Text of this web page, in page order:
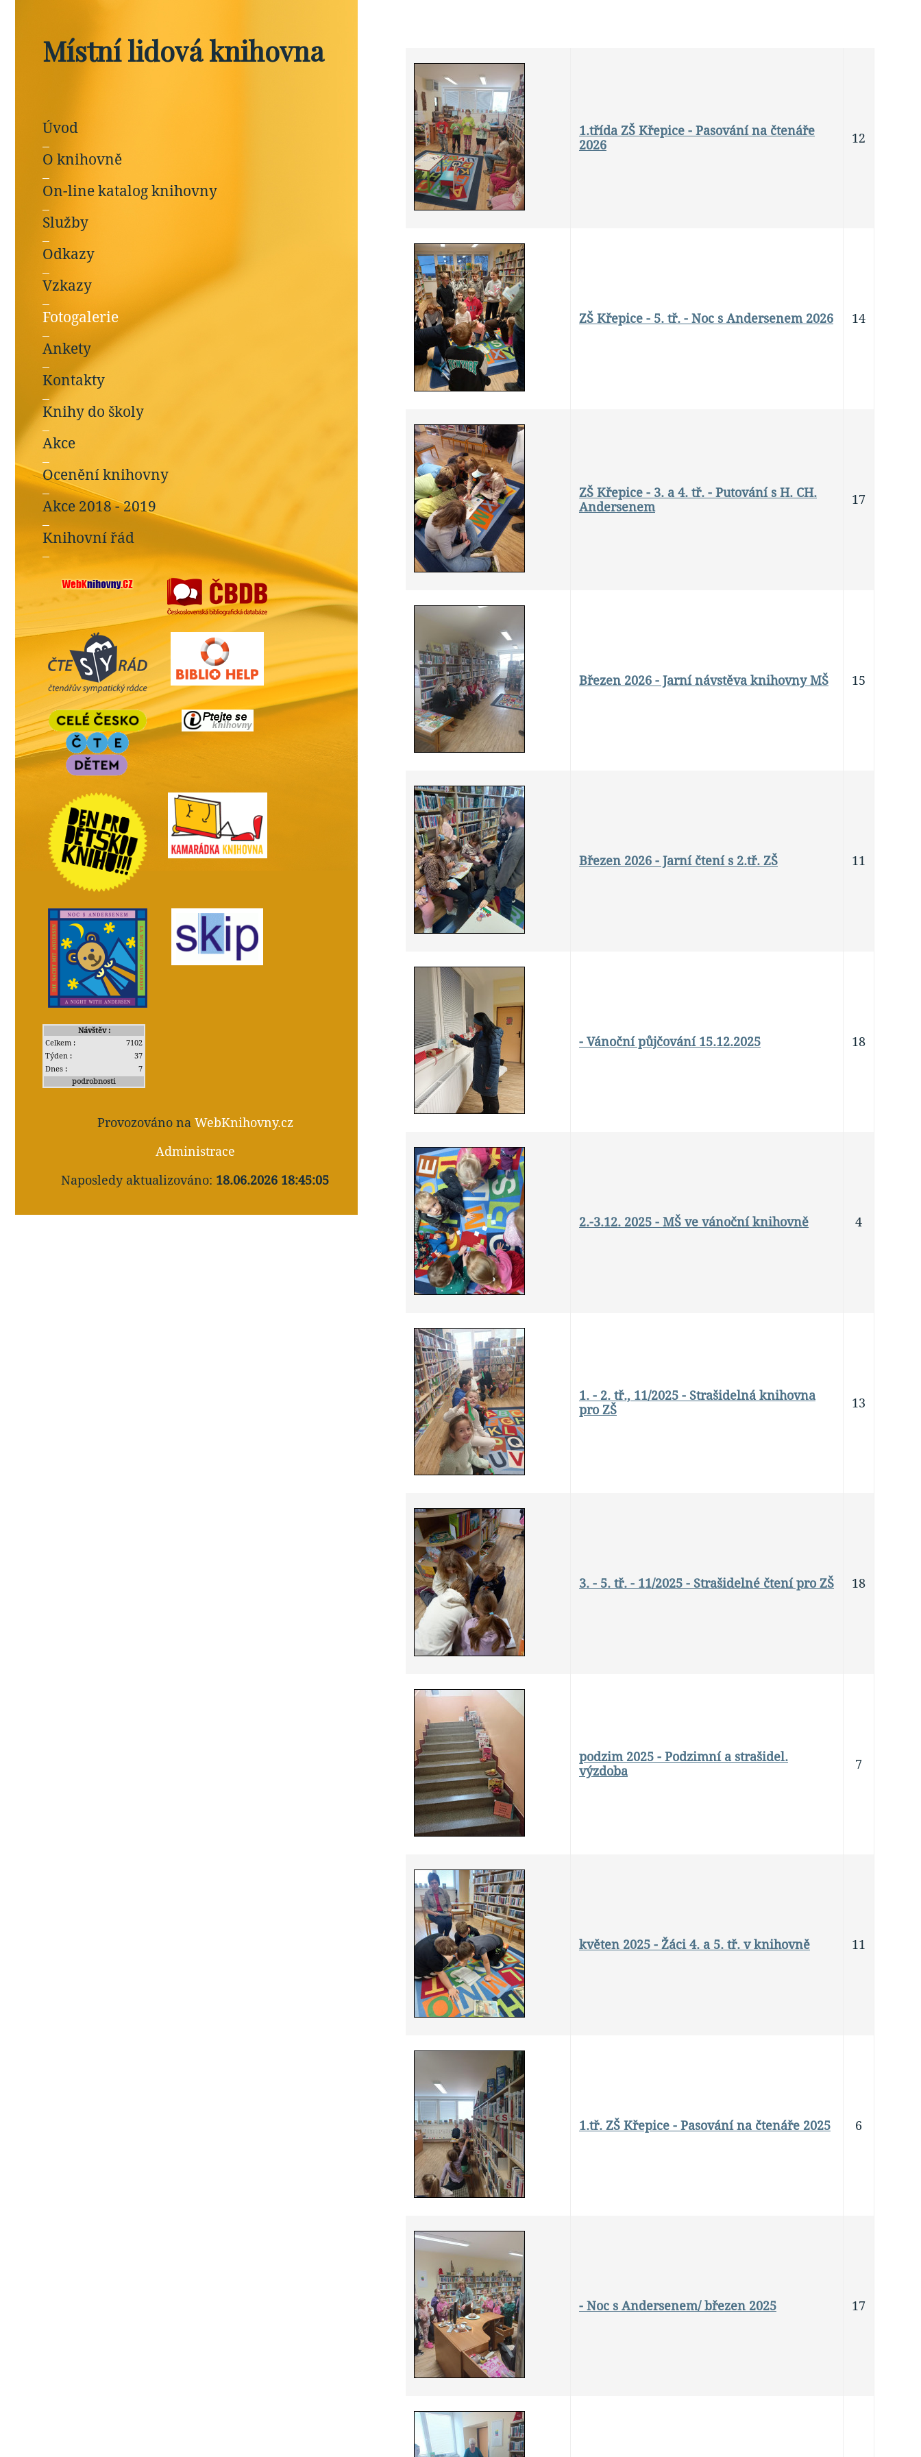
Místní lidová knihovna
Úvod
O knihovně
On-line katalog knihovny
Služby
Odkazy
Vzkazy
Fotogalerie
Ankety
Kontakty
Knihy do školy
Akce
Ocenění knihovny
Akce 2018 - 2019
Knihovní řád
Návštěv :
Celkem :
7102
Týden :
37
Dnes :
7
podrobnosti
Provozováno na WebKnihovny.cz
Administrace
Naposledy aktualizováno: 18.06.2026 18:45:05
1.třída ZŠ Křepice - Pasování na čtenáře
2026
12
ZŠ Křepice - 5. tř. - Noc s Andersenem 2026 14
ZŠ Křepice - 3. a 4. tř. - Putování s H. CH.
Andersenem
17
Březen 2026 - Jarní návstěva knihovny MŠ 15
Březen 2026 - Jarní čtení s 2.tř. ZŠ 11
- Vánoční půjčování 15.12.2025 18
2.-3.12. 2025 - MŠ ve vánoční knihovně 4
1. - 2. tř., 11/2025 - Strašidelná knihovna
pro ZŠ
13
3. - 5. tř. - 11/2025 - Strašidelné čtení pro ZŠ 18
podzim 2025 - Podzimní a strašidel.
výzdoba
7
květen 2025 - Žáci 4. a 5. tř. v knihovně 11
1.tř. ZŠ Křepice - Pasování na čtenáře 2025 6
- Noc s Andersenem/ březen 2025 17